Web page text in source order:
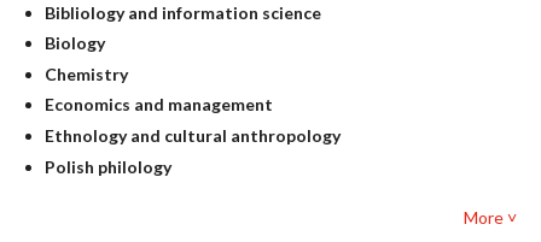
Bibliology and information science
Biology
Chemistry
Economics and management
Ethnology and cultural anthropology
Polish philology
More ˅